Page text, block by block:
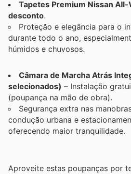
Tapetes Premium Nissan
desconto.
Proteção e elegância para o
durante todo o ano,
húmidos e chuvosos.
Câmara de Marcha Atrás
selecionados) – Instalação
(poupança na mão de obra).
Segurança extra nas
condução urbana e
oferecendo maior tranquilidade.
Aproveite estas poupanças por